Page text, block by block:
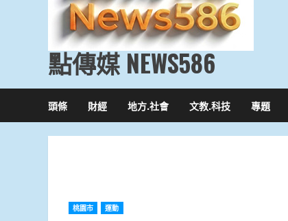
點傳媒 NEWS586
頭條 財經 地方.社會 文教.科技 專題
桃園市 運動